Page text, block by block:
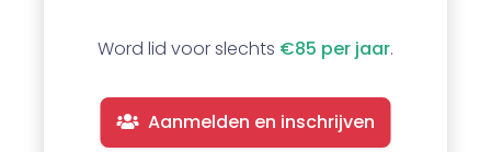
Word lid voor slechts €85 per jaar.
Aanmelden en inschrijven